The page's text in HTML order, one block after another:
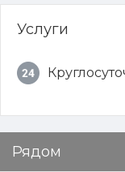
Услуги
Рядом